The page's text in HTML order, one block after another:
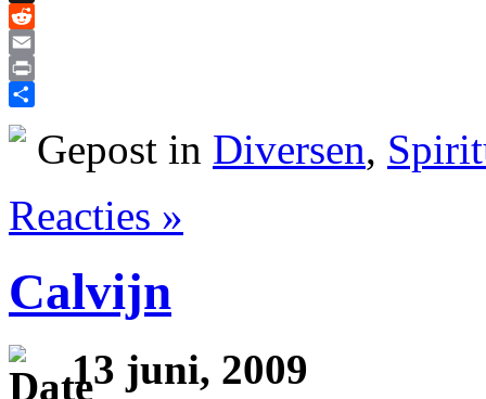
X
Reddit
Email
Print
Gepost in Diversen,
Reacties »
Calvijn
13 juni, 2009